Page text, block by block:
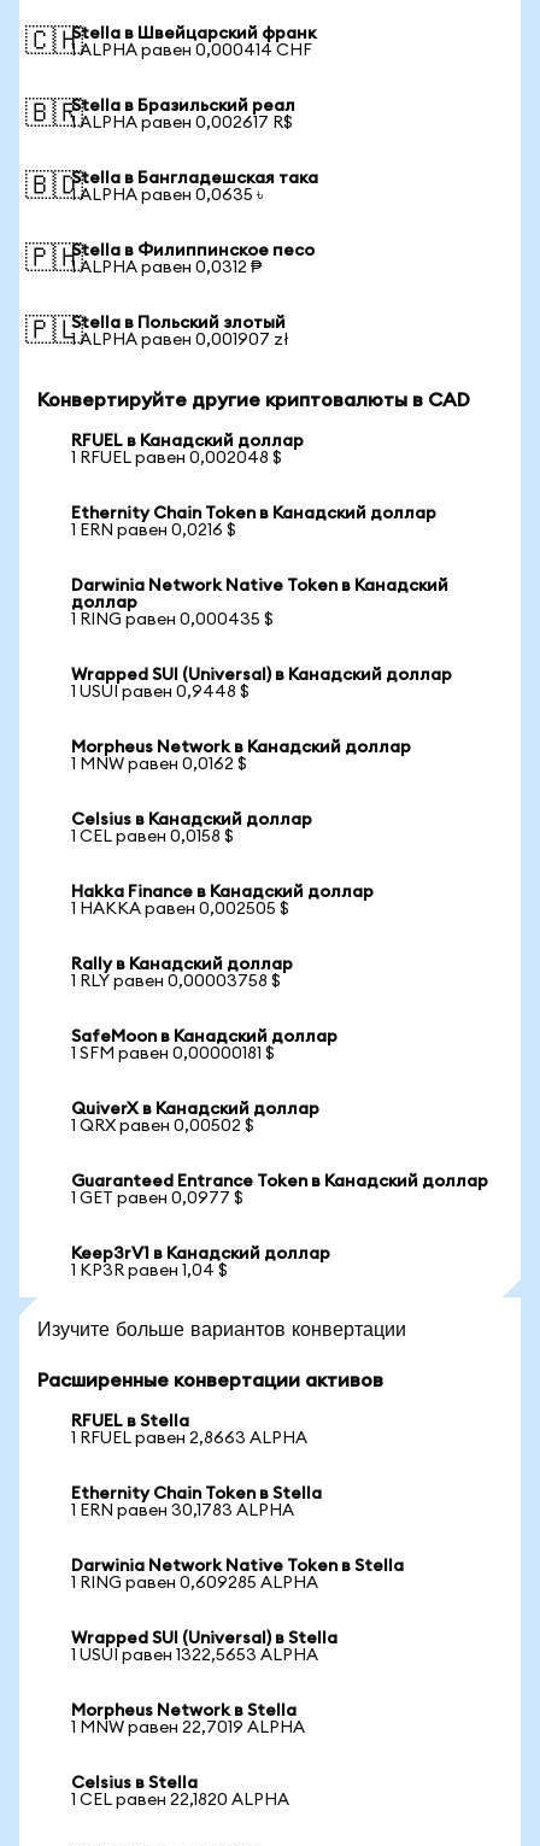
🇨🇭Stella в Швейцарский франк
1 ALPHA равен 0,000414 CHF
🇧🇷Stella в Бразильский реал
1 ALPHA равен 0,002617 R$
🇧🇩Stella в Бангладешская така
1 ALPHA равен 0,0635 ৳
🇵🇭Stella в Филиппинское песо
1 ALPHA равен 0,0312 ₱
🇵🇱Stella в Польский злотый
1 ALPHA равен 0,001907 zł
Конвертируйте другие криптовалюты в CAD
RFUEL в Канадский доллар
1 RFUEL равен 0,002048 $
Ethernity Chain Token в Канадский доллар
1 ERN равен 0,0216 $
Darwinia Network Native Token в Канадский
доллар
1 RING равен 0,000435 $
Wrapped SUI (Universal) в Канадский доллар
1 USUI равен 0,9448 $
Morpheus Network в Канадский доллар
1 MNW равен 0,0162 $
Celsius в Канадский доллар
1 CEL равен 0,0158 $
Hakka Finance в Канадский доллар
1 HAKKA равен 0,002505 $
Rally в Канадский доллар
1 RLY равен 0,00003758 $
SafeMoon в Канадский доллар
1 SFM равен 0,00000181 $
QuiverX в Канадский доллар
1 QRX равен 0,00502 $
Guaranteed Entrance Token в Канадский доллар
1 GET равен 0,0977 $
Keep3rV1 в Канадский доллар
1 KP3R равен 1,04 $
Изучите больше вариантов конвертации
Расширенные конвертации активов
RFUEL в Stella
1 RFUEL равен 2,8663 ALPHA
Ethernity Chain Token в Stella
1 ERN равен 30,1783 ALPHA
Darwinia Network Native Token в Stella
1 RING равен 0,609285 ALPHA
Wrapped SUI (Universal) в Stella
1 USUI равен 1322,5653 ALPHA
Morpheus Network в Stella
1 MNW равен 22,7019 ALPHA
Celsius в Stella
1 CEL равен 22,1820 ALPHA